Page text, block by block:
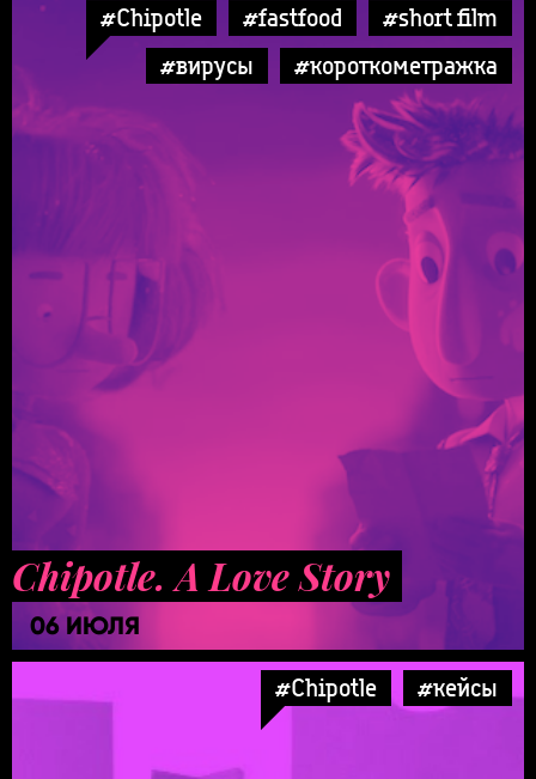
#Chipotle #fastfood
#short film
#вирусы
#короткометражка
Chipotle. A Love Story
06 ИЮЛЯ
#Chipotle #кейсы